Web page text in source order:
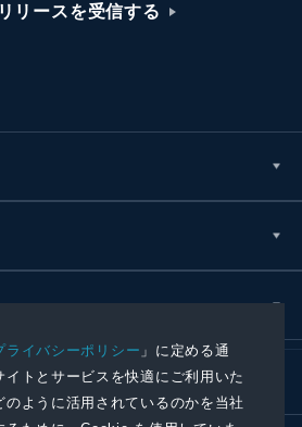
ライバシーポリシー 」に定める通
イトとサービスを快適にご利用いた
のように活用されているのかを当社
リースを受信する